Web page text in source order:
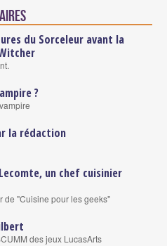
du Sorceleur avant la
?
la rédaction
un chef cuisinier
de "Cuisine pour les geeks"
des jeux LucasArts